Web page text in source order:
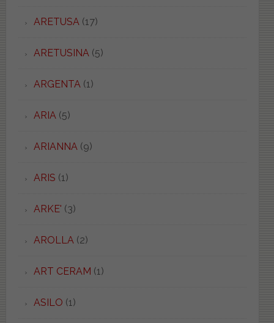
ARETUSA (17)
ARETUSINA (5)
ARGENTA (1)
ARIA (5)
ARIANNA (9)
ARIS (1)
ARKE' (3)
AROLLA (2)
ART CERAM (1)
ASILO (1)